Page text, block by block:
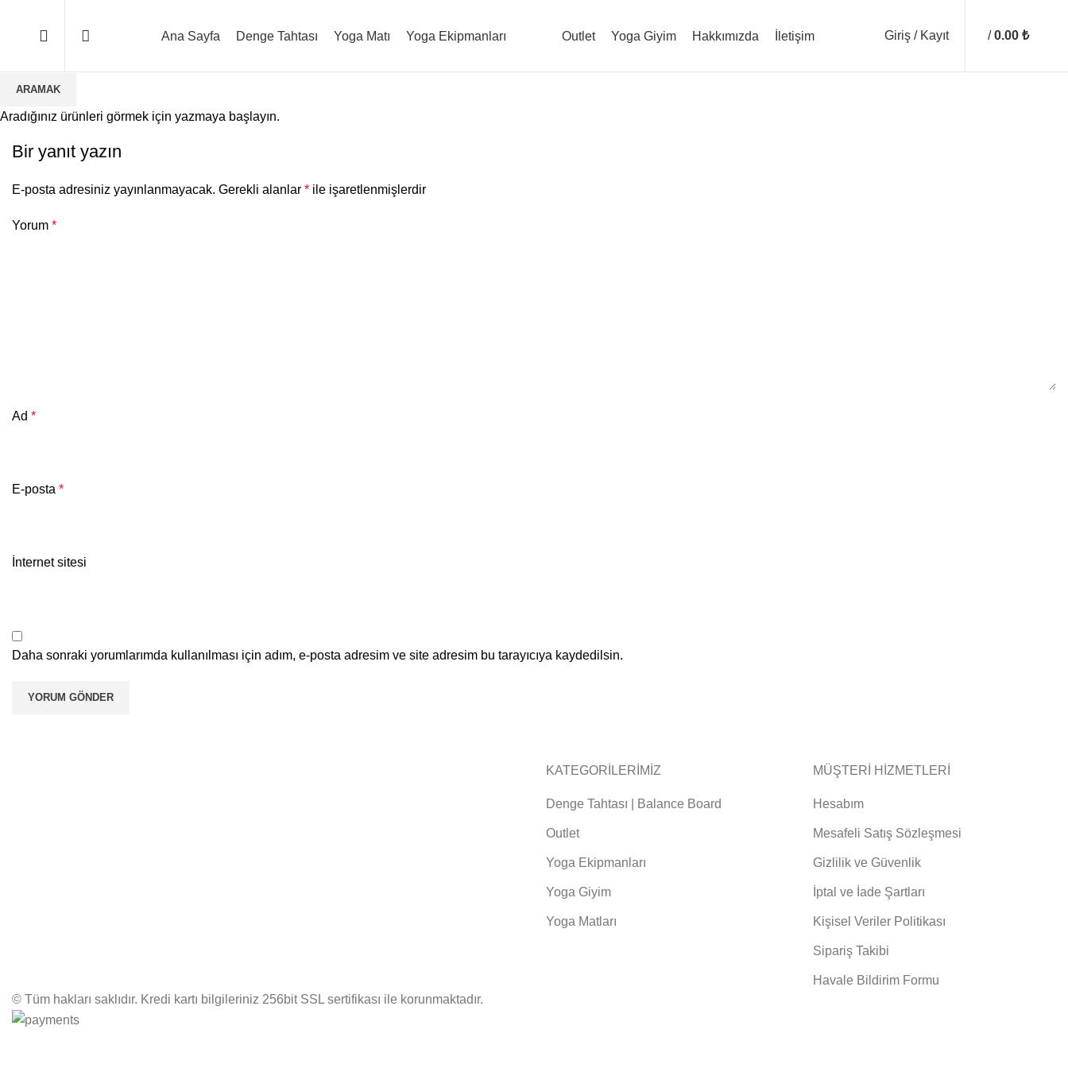
Ana Sayfa Denge Tahtası Yoga Matı Yoga Ekipmanları Outlet Yoga Giyim Hakkımızda İletişim Giriş / Kayıt / 0.00₺
Bir yanıt yazın
E-posta adresiniz yayınlanmayacak. Gerekli alanlar * ile işaretlenmişlerdir
Yorum *
Ad *
E-posta *
İnternet sitesi
Daha sonraki yorumlarımda kullanılması için adım, e-posta adresim ve site adresim bu tarayıcıya kaydedilsin.
KATEGORİLERİMİZ
Denge Tahtası | Balance Board
Outlet
Yoga Ekipmanları
Yoga Giyim
Yoga Matları
MÜŞTERİ HİZMETLERİ
Hesabım
Mesafeli Satış Sözleşmesi
Gizlilik ve Güvenlik
İptal ve İade Şartları
Kişisel Veriler Politikası
Sipariş Takibi
Havale Bildirim Formu
© Tüm hakları saklıdır. Kredi kartı bilgileriniz 256bit SSL sertifikası ile korunmaktadır.
ARAMAK
Aradığınız ürünleri görmek için yazmaya başlayın.